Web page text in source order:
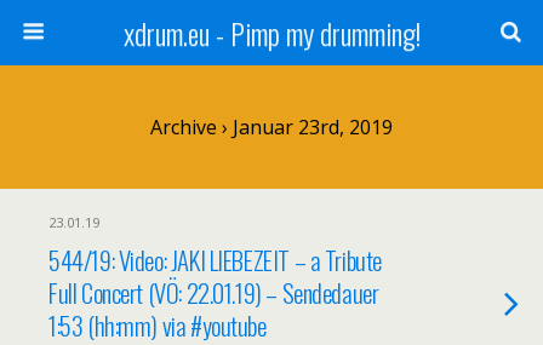
xdrum.eu - Pimp my drumming!
Archive › Januar 23rd, 2019
23.01.19
544/19: Video: JAKI LIEBEZEIT – a Tribute
Full Concert (VÖ: 22.01.19) – Sendedauer
1:53 (hh:mm) via #youtube